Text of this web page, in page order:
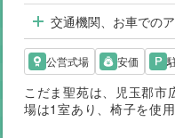
交通機関、お車での
公営式場 安価
こだま聖苑は、児玉郡市
場は1室あり、椅子を使